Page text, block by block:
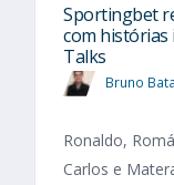
Sportingbet
com histórias
Talks
Bruno
Ronaldo,
Carlos e